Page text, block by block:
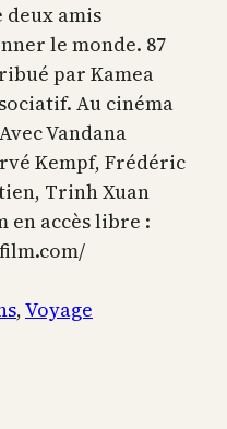
amis
le monde. 87
par Kamea
Au cinéma
Vandana
Kempf, Frédéric
Trinh Xuan
en accès libre :
, Voyage